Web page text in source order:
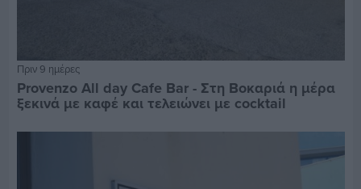
Πριν 9 ημέρες
Provenzo All day Cafe Bar - Στη Βοκαριά η μέρα
ξεκινά με καφέ και τελειώνει με cocktail